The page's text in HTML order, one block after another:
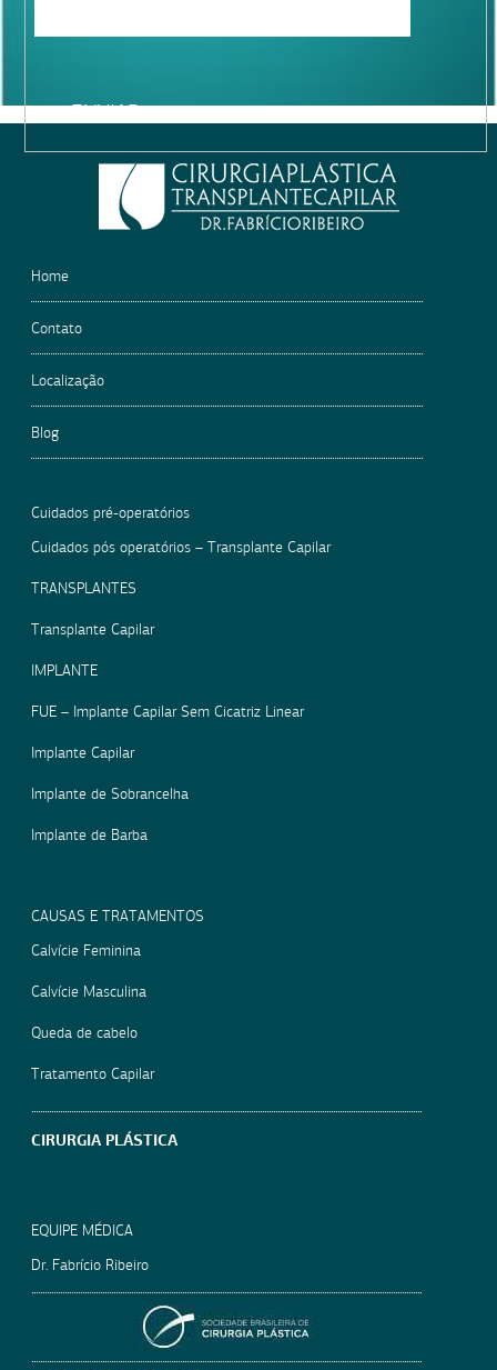
leave
Home
Contato
Localização
Blog
Cuidados pré-operatórios
Cuidados pós operatórios – Transplante Capilar
TRANSPLANTES
Transplante Capilar
IMPLANTE
FUE – Implante Capilar Sem Cicatriz Linear
Implante Capilar
Implante de Sobrancelha
Implante de Barba
CAUSAS E TRATAMENTOS
Calvície Feminina
Calvície Masculina
Queda de cabelo
Tratamento Capilar
CIRURGIA PLÁSTICA
EQUIPE MÉDICA
Dr. Fabrício Ribeiro